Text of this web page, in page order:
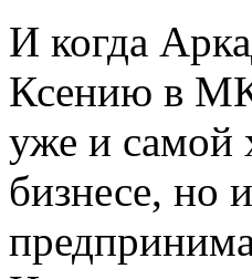
И когда
Ксению в
уже и самой
бизнесе, но